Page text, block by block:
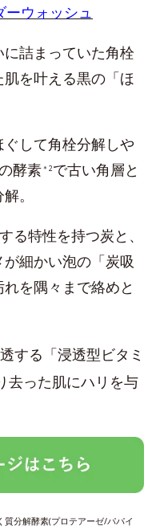
ウォッシュ
詰まっていた角栓
を叶える黒の「ほ
して角栓分解しや
酵素＊2で古い角層と
。
る特性を持つ炭と、
細かい泡の「炭吸
を隅々まで絡めと
する「浸透型ビタミ
去った肌にハリを与
質分解酵素(プロテアーゼ/パパイ